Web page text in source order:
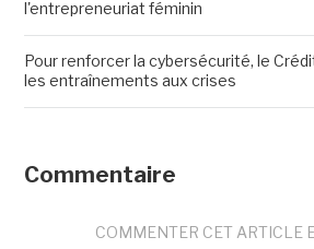
l'entrepreneuriat féminin
Pour renforcer la cybersécurité, le
les entraînements aux crises
Commentaire
COMMENTER CET ARTICLE